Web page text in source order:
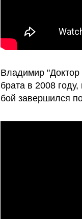
Владимир
брата в 2008
бой завершился